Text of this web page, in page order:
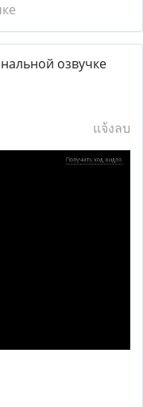
озвучке
แจ้งลบ